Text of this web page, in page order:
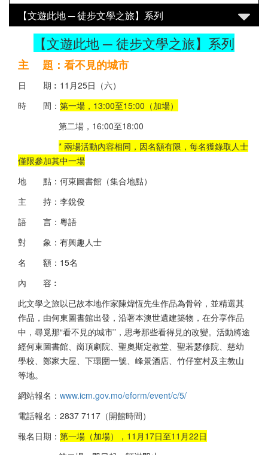
【文遊此地 ─ 徒步文學之旅】系列
【文遊此地 ─ 徒步文學之旅】系列
主 題：看不見的城市
日 期︰11月25日（六）
時 間： 第一場，13:00至15:00（加場）
第二場，16:00至18:00
* 兩場活動內容相同，因名額有限，每名獲錄取人士
僅限參加其中一場
地 點：何東圖書館（集合地點）
主 持：李銳俊
語 言：粵語
對 象：有興趣人士
名 額：15名
內 容︰
此文學之旅以已故本地作家陳煒恆先生作品為骨幹，並精選其
作品，由何東圖書館出發，沿著本澳世遺建築物，在分享作品
中，尋覓那“看不見的城市”，思考那些看得見的改變。活動將途
經何東圖書館、崗頂劇院、聖奧斯定教堂、聖若瑟修院、慈幼
學校、鄭家大屋、下環圍一號、峰景酒店、竹仔室村及主教山
等地。
網站報名： www.icm.gov.mo/eform/event/c/5/
電話報名：2837 7117（開館時間）
報名日期： 第一場（加場），11月17日至11月22日